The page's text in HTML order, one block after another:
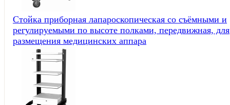
Стойка приборная лапароскопическая со съёмными и
регулируемыми по высоте полками, передвижная, для
размещения медицинских аппара